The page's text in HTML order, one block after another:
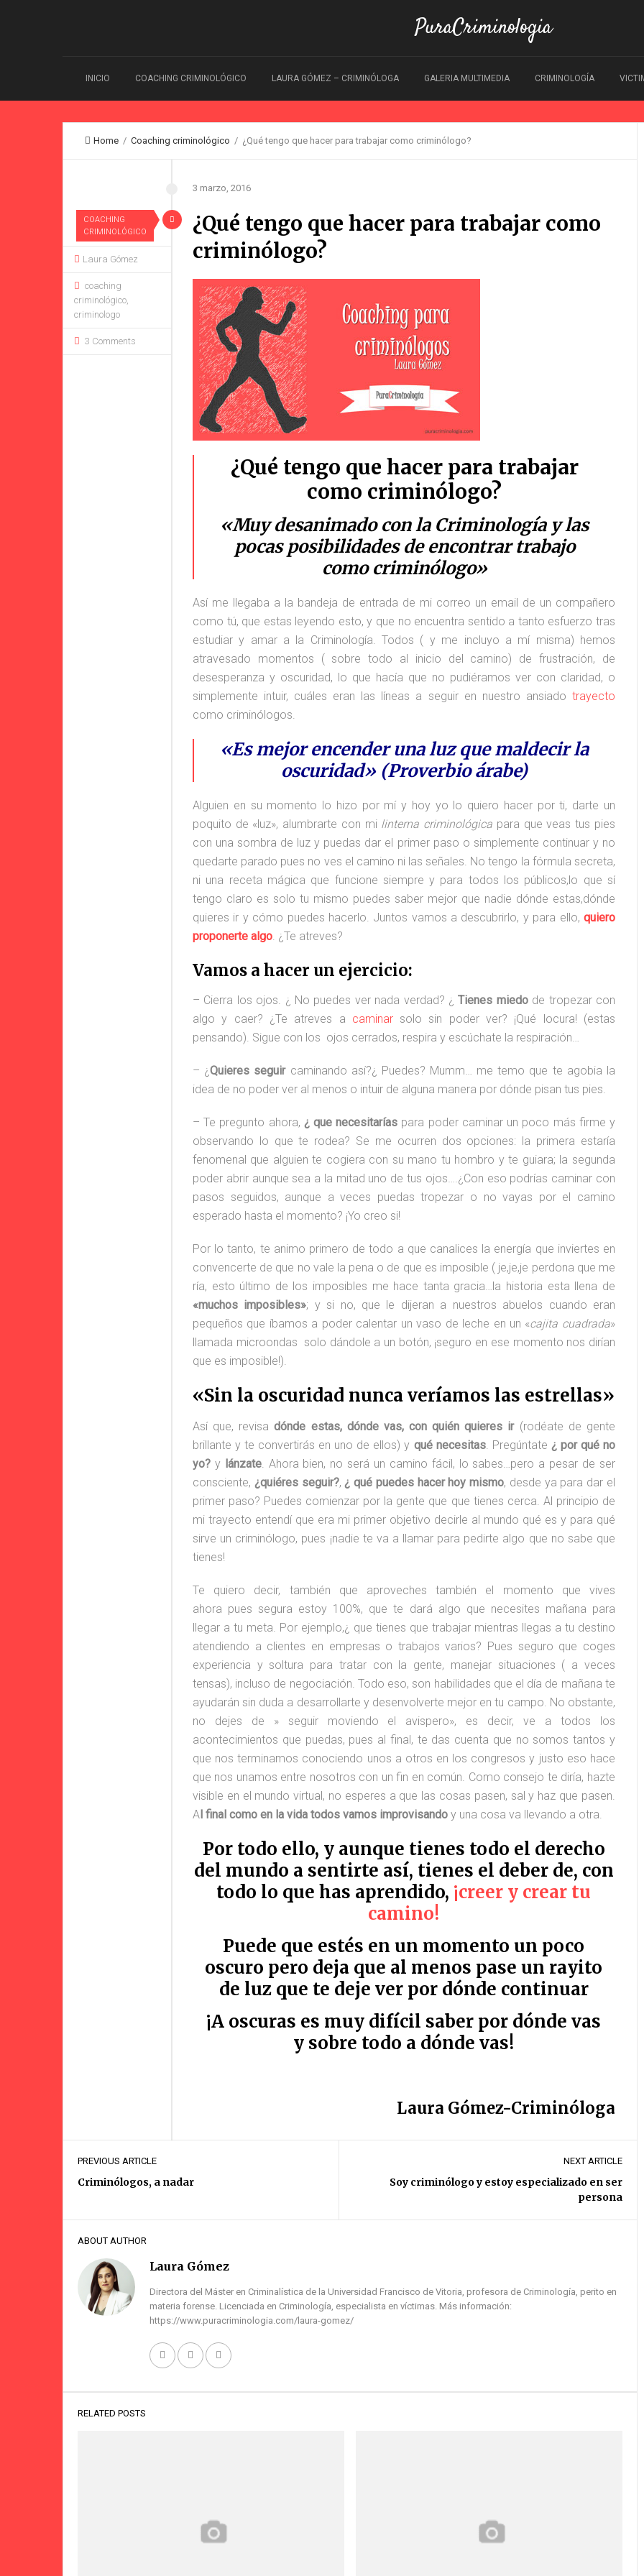
PuraCriminologia
INICIO COACHING CRIMINOLÓGICO LAURA GÓMEZ – CRIMINÓLOGA GALERIA MULTIMEDIA CRIMINOLOGÍA
Home / Coaching criminológico / ¿Qué tengo que hacer para trabajar como criminólogo?
COACHING
CRIMINOLÓGICO
3 marzo, 2016
¿Qué tengo que hacer para trabajar como
criminólogo?
Laura Gómez
coaching
criminológico,
criminologo
3 Comments
¿Qué tengo que hacer para trabajar
como criminólogo?
«Muy desanimado con la Criminología y las
pocas posibilidades de encontrar trabajo
como criminólogo»
Así me llegaba a la bandeja de entrada de mi correo un email de un compañero
como tú, que estas leyendo esto, y que no encuentra sentido a tanto esfuerzo tras
estudiar y amar a la Criminología. Todos ( y me incluyo a mí misma) hemos
atravesado momentos ( sobre todo al inicio del camino) de frustración, de
desesperanza y oscuridad, lo que hacía que no pudiéramos ver con claridad, o
simplemente intuir, cuáles eran las líneas a seguir en nuestro ansiado trayecto
como criminólogos.
«Es mejor encender una luz que maldecir la
oscuridad» (Proverbio árabe)
Alguien en su momento lo hizo por mí y hoy yo lo quiero hacer por ti, darte un
poquito de «luz», alumbrarte con mi linterna criminológica para que veas tus pies
con una sombra de luz y puedas dar el primer paso o simplemente continuar y no
quedarte parado pues no ves el camino ni las señales. No tengo la fórmula secreta,
ni una receta mágica que funcione siempre y para todos los públicos,lo que sí
tengo claro es solo tu mismo puedes saber mejor que nadie dónde estas,dónde
quieres ir y cómo puedes hacerlo. Juntos vamos a descubrirlo, y para ello, quiero
proponerte algo. ¿Te atreves?
Vamos a hacer un ejercicio:
– Cierra los ojos. ¿ No puedes ver nada verdad? ¿Tienes miedode tropezar con
algo y caer? ¿Te atreves a caminarsolo sin poder ver? ¡Qué locura! (estas
pensando). Sigue con los ojos cerrados, respira y escúchate la respiración…
– ¿Quieres seguircaminando así?¿ Puedes? Mumm… me temo que te agobia la
idea de no poder ver al menos o intuir de alguna manera por dónde pisan tus pies.
– Te pregunto ahora, ¿ que necesitarías para poder caminar un poco más firme y
observando lo que te rodea? Se me ocurren dos opciones: la primera estaría
fenomenal que alguien te cogiera con su mano tu hombro y te guiara; la segunda
poder abrir aunque sea a la mitad uno de tus ojos….¿Con eso podrías caminar con
pasos seguidos, aunque a veces puedas tropezar o no vayas por el camino
esperado hasta el momento? ¡Yo creo si!
Por lo tanto, te animo primero de todo a que canalices la energía que inviertes en
convencerte de que no vale la pena o de que es imposible ( je,je,je perdona que me
ría, esto último de los imposibles me hace tanta gracia…la historia esta llena de
«muchos imposibles»; y si no, que le dijeran a nuestros abuelos cuando eran
pequeños que íbamos a poder calentar un vaso de leche en un «cajita cuadrada»
llamada microondas solo dándole a un botón, ¡seguro en ese momento nos dirían
que es imposible!).
«Sin la oscuridad nunca veríamos las estrellas»
Así que, revisadónde estas, dónde vas, con quién quieres ir(rodéate de gente
brillante y te convertirás en uno de ellos) y qué necesitas. Pregúntate ¿ por qué no
yo? y lánzate. Ahora bien, no será un camino fácil, lo sabes…pero a pesar de ser
consciente, ¿quiéres seguir?,¿ qué puedes hacer hoy mismo, desde ya para dar el
primer paso? Puedes comienzar por la gente que que tienes cerca. Al principio de
mi trayecto entendí que era mi primer objetivo decirle al mundo qué es y para qué
sirve un criminólogo, pues ¡nadie te va a llamar para pedirte algo que no sabe que
tienes!
Te quiero decir, también que aproveches también el momento que vives
ahora pues segura estoy 100%, que te dará algo que necesites mañana para
llegar a tu meta. Por ejemplo,¿ que tienes que trabajar mientras llegas a tu destino
atendiendo a clientes en empresas o trabajos varios? Pues seguro que coges
experiencia y soltura para tratar con la gente, manejar situaciones ( a veces
tensas), incluso de negociación. Todo eso, son habilidades que el día de mañana te
ayudarán sin duda a desarrollarte y desenvolverte mejor en tu campo. No obstante,
no dejes de » seguir moviendo el avispero», es decir, ve a todos los
acontecimientos que puedas, pues al final, te das cuenta que no somos tantos y
que nos terminamos conociendo unos a otros en los congresos y justo eso hace
que nos unamos entre nosotros con un fin en común. Como consejo te diría, hazte
visible en el mundo virtual, no esperes a que las cosas pasen, sal y haz que pasen.
Al final como en la vida todos vamos improvisando y una cosa va llevando a otra.
Por todo ello, y aunque tienes todo el derecho
del mundo a sentirte así, tienes el deber de, con
todo lo que has aprendido, ¡creer y crear tu
camino!
Puede que estés en un momento un poco
oscuro pero deja que al menos pase un rayito
de luz que te deje ver por dónde continuar
¡A oscuras es muy difícil saber por dónde vas
y sobre todo a dónde vas!
Laura Gómez-Criminóloga
PREVIOUS ARTICLE
Criminólogos, a nadar
NEXT ARTICLE
Soy criminólogo y estoy especializado en ser
persona
ABOUT AUTHOR
Laura Gómez
Directora del Máster en Criminalística de la Universidad Francisco de Vitoria, profesora de Criminología, perito en
materia forense. Licenciada en Criminología, especialista en víctimas. Más información:
https://www.puracriminologia.com/laura-gomez/
RELATED POSTS
#20 Hugo
#Aquíhay1Criminologo
#18 María de Sebastián
#aquíhay1criminólogo